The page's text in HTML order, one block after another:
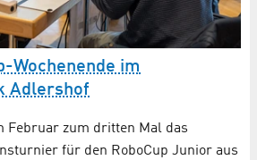
Wochenende im
Adlershof
Februar zum dritten Mal das
für den RoboCup Junior aus